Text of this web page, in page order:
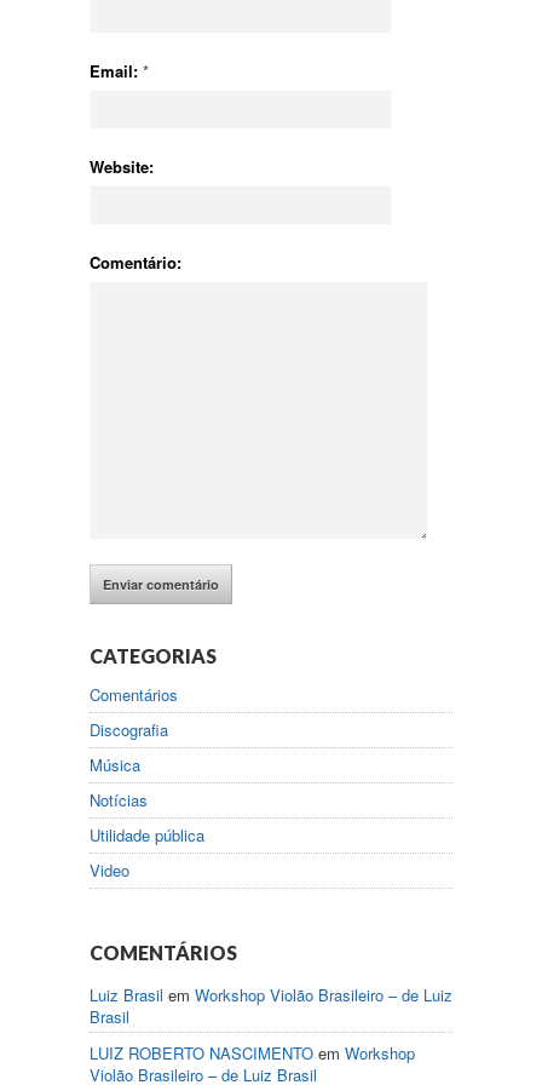
Email: *
Website:
Comentário:
CATEGORIAS
Comentários
Discografia
Música
Notícias
Utilidade pública
Video
COMENTÁRIOS
Luiz Brasil em Workshop Violão Brasileiro – de Luiz
Brasil
LUIZ ROBERTO NASCIMENTO em Workshop
Violão Brasileiro – de Luiz Brasil